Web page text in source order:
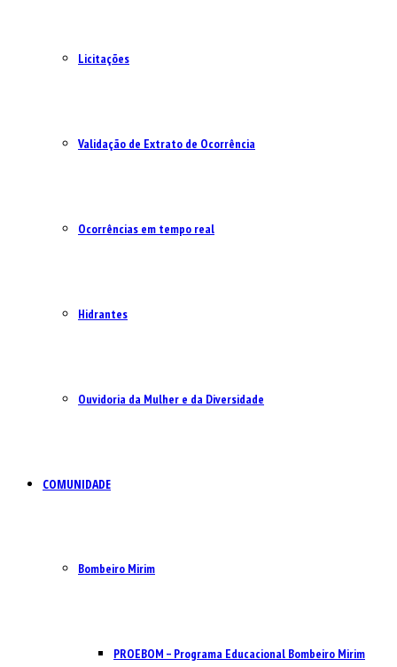
Licitações
Validação de Extrato de Ocorrência
Ocorrências em tempo real
Hidrantes
Ouvidoria da Mulher e da Diversidade
COMUNIDADE
Bombeiro Mirim
PROEBOM – Programa Educacional Bombeiro Mirim